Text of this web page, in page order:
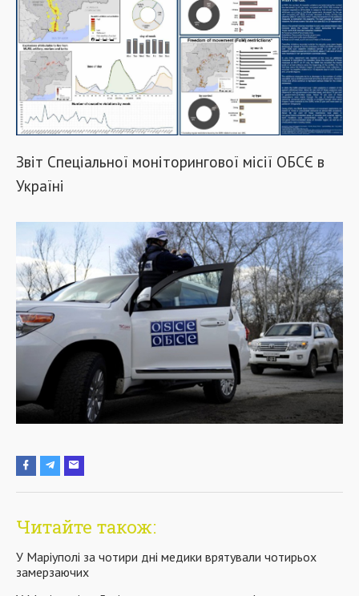
Звіт Спеціальної моніторингової місії ОБСЄ в
Україні
Читайте також:
У Маріуполі за чотири дні медики врятували чотирьох
замерзаючих